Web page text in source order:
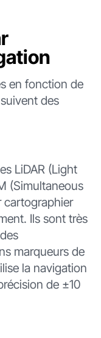
en fonction de
des
LiDAR (Light
(Simultaneous
cartographier
Ils sont très
marqueurs de
la navigation
de ±10